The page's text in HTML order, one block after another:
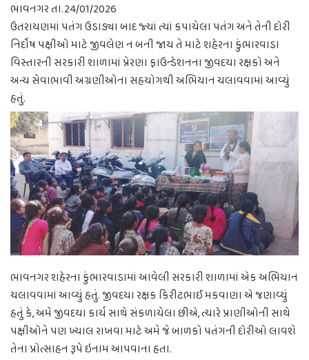
ભાવનગર તા.24/01/2026
ઉતરાયણમાં પતંગ ઉડાડ્યા બાદ જ્યાં ત્યાં કપાયેલા પતંગ અને તેની દોરી
નિર્દોષ પક્ષીઓ માટે જીવલેણ ન બની જાય તે માટે શહેરના કુંભારવાડા
વિસ્તારની સરકારી શાળામાં પ્રેરણા ફાઉન્ડેશનના જીવદયા રક્ષકો અને
અન્ય સેવાભાવી અગ્રણીઓના સહયોગથી અભિયાન ચલાવવામાં આવ્યું
હતું.
ભાવનગર શહેરના કુંભારવાડામાં આવેલી સરકારી શાળામાં એક અભિયાન
ચલાવવામાં આવ્યું હતું. જીવદયા રક્ષક કિરીટભાઈ મકવાણા એ જણાવ્યું
હતું કે, અમે જીવદયા કાર્ય સાથે સંકળાયેલા છીએ, ત્યારે પ્રાણીઓની સાથે
પક્ષીઓને પણ ખ્યાલ રાખવા માટે અમે જે બાળકો પતંગની દોરીઓ લાવશે
તેના પ્રોત્સાહન રૂપે ઇનામ આપવાના હતા.